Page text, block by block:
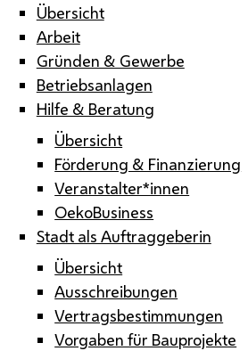
Übersicht
Arbeit
Gründen & Gewerbe
Betriebsanlagen
Hilfe & Beratung
Übersicht
Förderung & Finanzierung
Veranstalter*innen
OekoBusiness
Stadt als Auftraggeberin
Übersicht
Ausschreibungen
Vertragsbestimmungen
Vorgaben für Bauprojekte